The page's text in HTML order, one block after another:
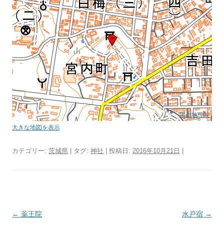
国土地理院
大きな地図を表示
カテゴリー: 茨城県 | タグ: 神社 | 投稿日: 2016年10月21日
投
← 薬王院 水戸宿 →